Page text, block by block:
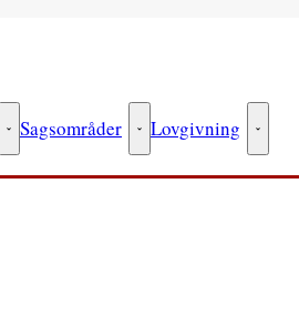
Rigsombuddet - Flere links
Sagsområder Sagsområder - Flere links
Lovgivning